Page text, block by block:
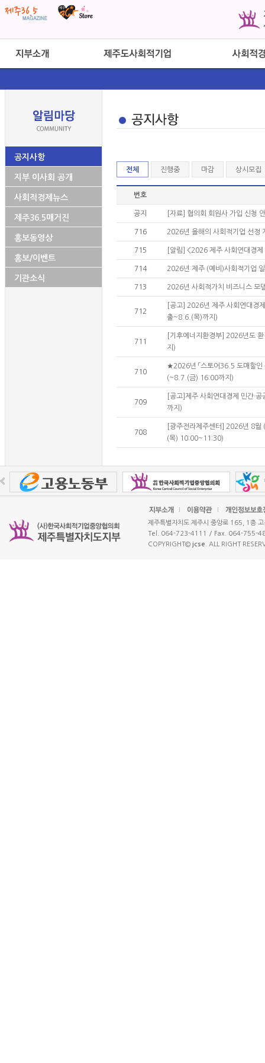
공지사항
지부 이사회 공개
사회적경제뉴스
제주36.5매거진
홍보동영상
홍보/이벤트
기관소식
전체 진행중 마감 상시모집
번호
공지 [자료] 협의회 회원사 가입 신청
716 2026년 올해의 사회적기업 선
715 [알림] <2026 제주 사회연대경
714 2026년 제주 (예비)사회적기업
713 2026년 사회적가치 비즈니스
712
[공고] 2026년 제주 사회연대경
출~8.6.(목)까지)
711
[기후에너지환경부] 2026년도
지)
710
★2026년 「스토어36.5 도매할인
(~8.7.(금) 16:00까지)
709
[공고]제주 사회연대경제 민간·
까지)
708
[광주전라제주센터] 2026년 8월
(목) 10:00~11:30)
제주특별자치도 제주시 중앙로 165, 1층
Tel. 064-723-4111 / Fax. 064-755-
COPYRIGHT© jcse . ALL RIGHT